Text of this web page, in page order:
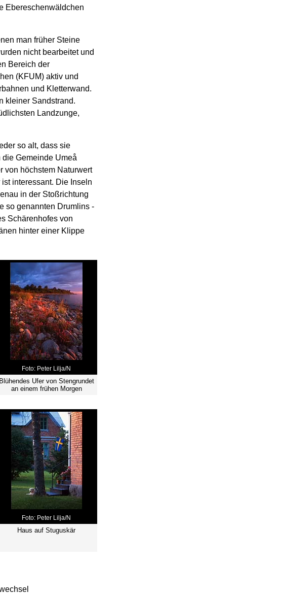
Ebereschenwäldchen
man früher Steine
nicht bearbeitet und
Bereich der
(KFUM) aktiv und
und Kletterwand.
kleiner Sandstrand.
Landzunge,
so alt, dass sie
Gemeinde Umeå
von höchstem Naturwert
interessant. Die Inseln
in der Stoßrichtung
so genannten Drumlins -
Schärenhofes von
hinter einer Klippe
Foto: Peter Lilja/N
Blühendes Ufer von Stengrundet
an einem frühen Morgen
Foto: Peter Lilja/N
Haus auf Stuguskär